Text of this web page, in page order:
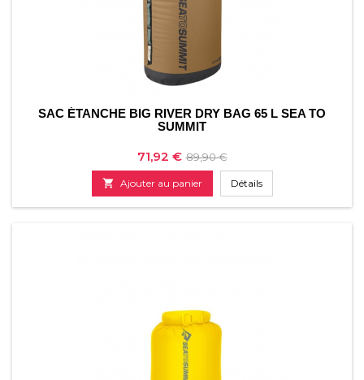
SAC ÉTANCHE BIG RIVER DRY BAG 65 L SEA TO
SUMMIT
Prix
71,92 € Prix
de
base
89,90 €
 Ajouter au panier Détails